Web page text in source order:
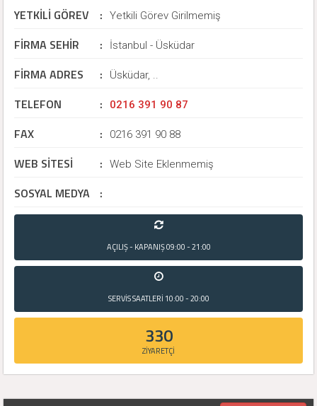
YETKİLİ GÖREV : Yetkili Görev Girilmemiş
FİRMA SEHİR : İstanbul - Üsküdar
FİRMA ADRES : Üsküdar, ..
TELEFON : 0216 391 90 87
FAX : 0216 391 90 88
WEB SİTESİ : Web Site Eklenmemiş
SOSYAL MEDYA :
AÇILIŞ - KAPANIŞ09:00 - 21:00
SERVİS SAATLERİ 10:00 - 20:00
330
ZİYARETÇİ